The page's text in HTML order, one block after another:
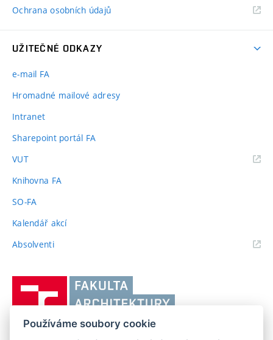
Ochrana osobních údajů
UŽITEČNÉ ODKAZY
e-mail FA
Hromadné mailové adresy
Intranet
Sharepoint portál FA
VUT(externí
Knihovna FA
SO-FA
Kalendář akcí
Absolventi(externí
učení
Používáme soubory cookie